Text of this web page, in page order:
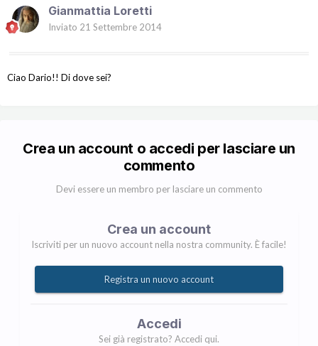
Gianmattia Loretti
Inviato 21 Settembre 2014
Ciao Dario!! Di dove sei?
Crea un account o accedi per lasciare un
commento
Devi essere un membro per lasciare un commento
Crea un account
Iscriviti per un nuovo account nella nostra community. È facile!
Registra un nuovo account
Accedi
Sei già registrato? Accedi qui.